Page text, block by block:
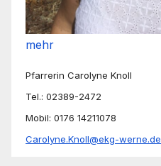
mehr
Pfarrerin Carolyne Knoll
Tel.: 02389-2472
Mobil: 0176 14211078
Carolyne.Knoll@ekg-werne.de